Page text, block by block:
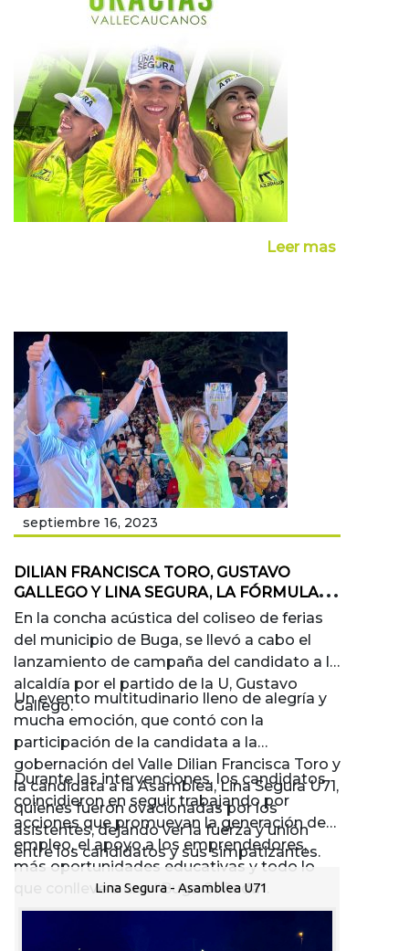
en el bienestar animal.
Leer mas
septiembre 16, 2023
DILIAN FRANCISCA TORO, GUSTAVO
GALLEGO Y LINA SEGURA, LA FÓRMULA
QUE BUGA Y EL VALLE NECESITAN*
En la concha acústica del coliseo de ferias
del municipio de Buga, se llevó a cabo el
lanzamiento de campaña del candidato a la
alcaldía por el partido de la U, Gustavo
Gallego.
Un evento multitudinario lleno de alegría y
mucha emoción, que contó con la
participación de la candidata a la
gobernación del Valle Dilian Francisca Toro y
la candidata a la Asamblea, Lina Segura U71,
quienes fueron ovacionadas por los
asistentes, dejando ver la fuerza y unión
entre los candidatos y sus simpatizantes.
Durante las intervenciones, los candidatos
coincidieron en seguir trabajando por
acciones que promuevan la generación de
empleo, el apoyo a los emprendedores,
más oportunidades educativas y todo lo
que conlleve a una “Buga Soñada”.
Lina Segura - Asamblea U71